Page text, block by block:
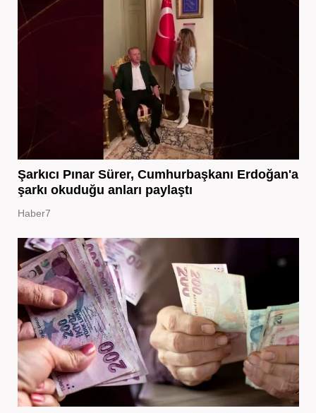
Şarkıcı Pınar Sürer, Cumhurbaşkanı Erdoğan'a
şarkı okuduğu anları paylaştı
Haber7